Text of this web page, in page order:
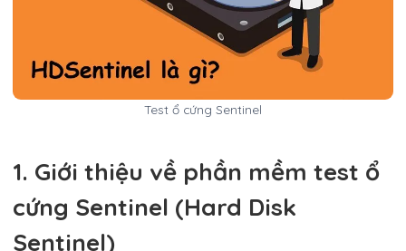
Test ổ cứng Sentinel
1. Giới thiệu về phần mềm test ổ
cứng Sentinel (Hard Disk
Sentinel)